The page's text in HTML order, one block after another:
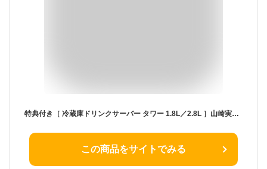
特典付き［ 冷蔵庫ドリンクサーバー タワー 1.8L／2.8L ］山崎実業 tower 麦茶 冷水筒 麦茶サーバー 麦茶ポット 冷蔵庫中 お茶ポット お茶 麦茶入れ 冷蔵庫 冷蔵庫に入る 冷蔵庫ポット 茶 蛇口 ピッチャー ウォーターサーバー 冷水ポット おしゃれ 公式 1584 1585 1582 1583
この商品をサイトでみる